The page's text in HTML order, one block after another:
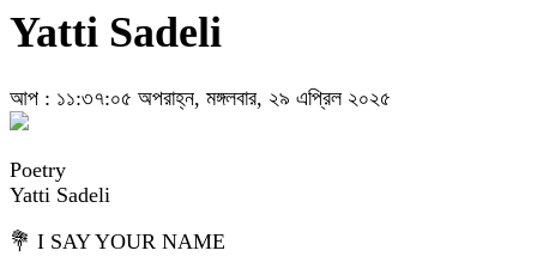
Yatti Sadeli
আপ : ১১:৩৭:০৫ অপরাহ্ন, মঙ্গলবার, ২৯ এপ্রিল ২০২৫
Poetry
Yatti Sadeli
💐 I SAY YOUR NAME